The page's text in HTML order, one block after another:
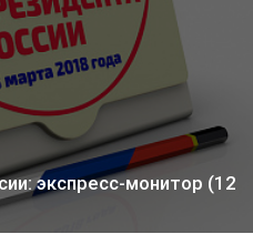
экспресс-монитор (12